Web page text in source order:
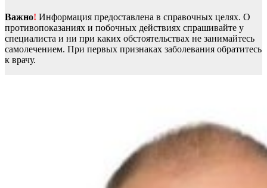
Важно! Информация предоставлена в справочных целях. О
противопоказаниях и побочных действиях спрашивайте у
специалиста и ни при каких обстоятельствах не занимайтесь
самолечением. При первых признаках заболевания обратитесь
к врачу.